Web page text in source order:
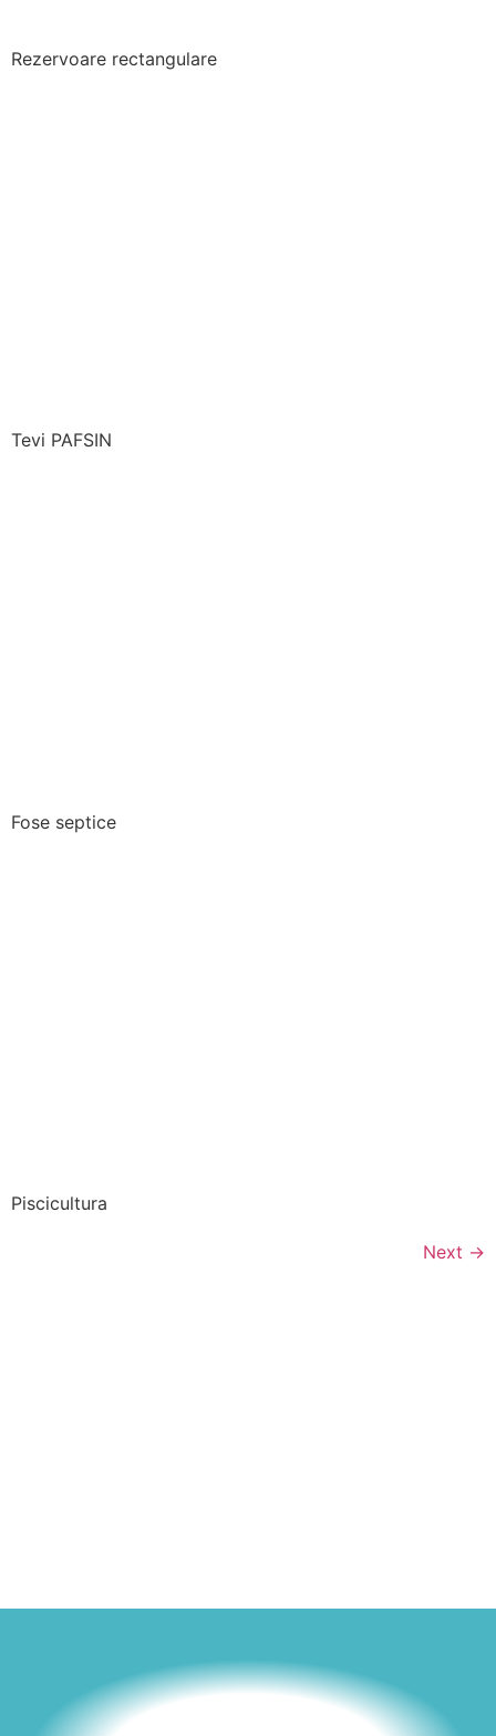
Rezervoare rectangulare
Tevi PAFSIN
Fose septice
Piscicultura
Next →